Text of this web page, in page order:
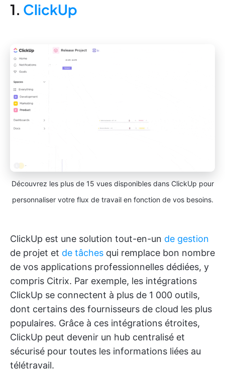
1. ClickUp
Découvrez les plus de 15 vues disponibles dans ClickUp pour
personnaliser votre flux de travail en fonction de vos besoins.
ClickUp est une solution tout-en-un de gestion
de projet et de tâches qui remplace bon nombre
de vos applications professionnelles dédiées, y
compris Citrix. Par exemple, les intégrations
ClickUp se connectent à plus de 1 000 outils,
dont certains des fournisseurs de cloud les plus
populaires. Grâce à ces intégrations étroites,
ClickUp peut devenir un hub centralisé et
sécurisé pour toutes les informations liées au
télétravail.